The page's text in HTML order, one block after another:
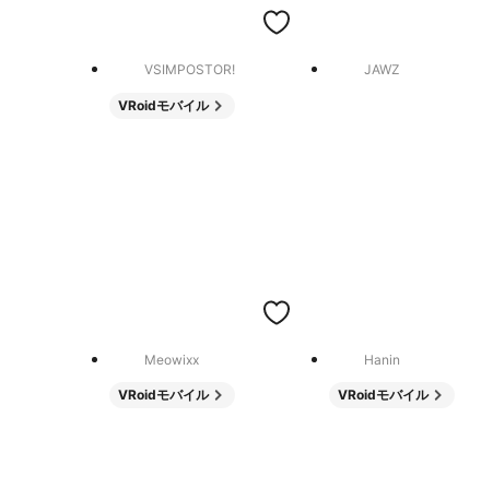
VSIMPOSTOR!
VRoidモバイル
JAWZ
Meowixx
VRoidモバイル
Hanin
VRoidモバイル